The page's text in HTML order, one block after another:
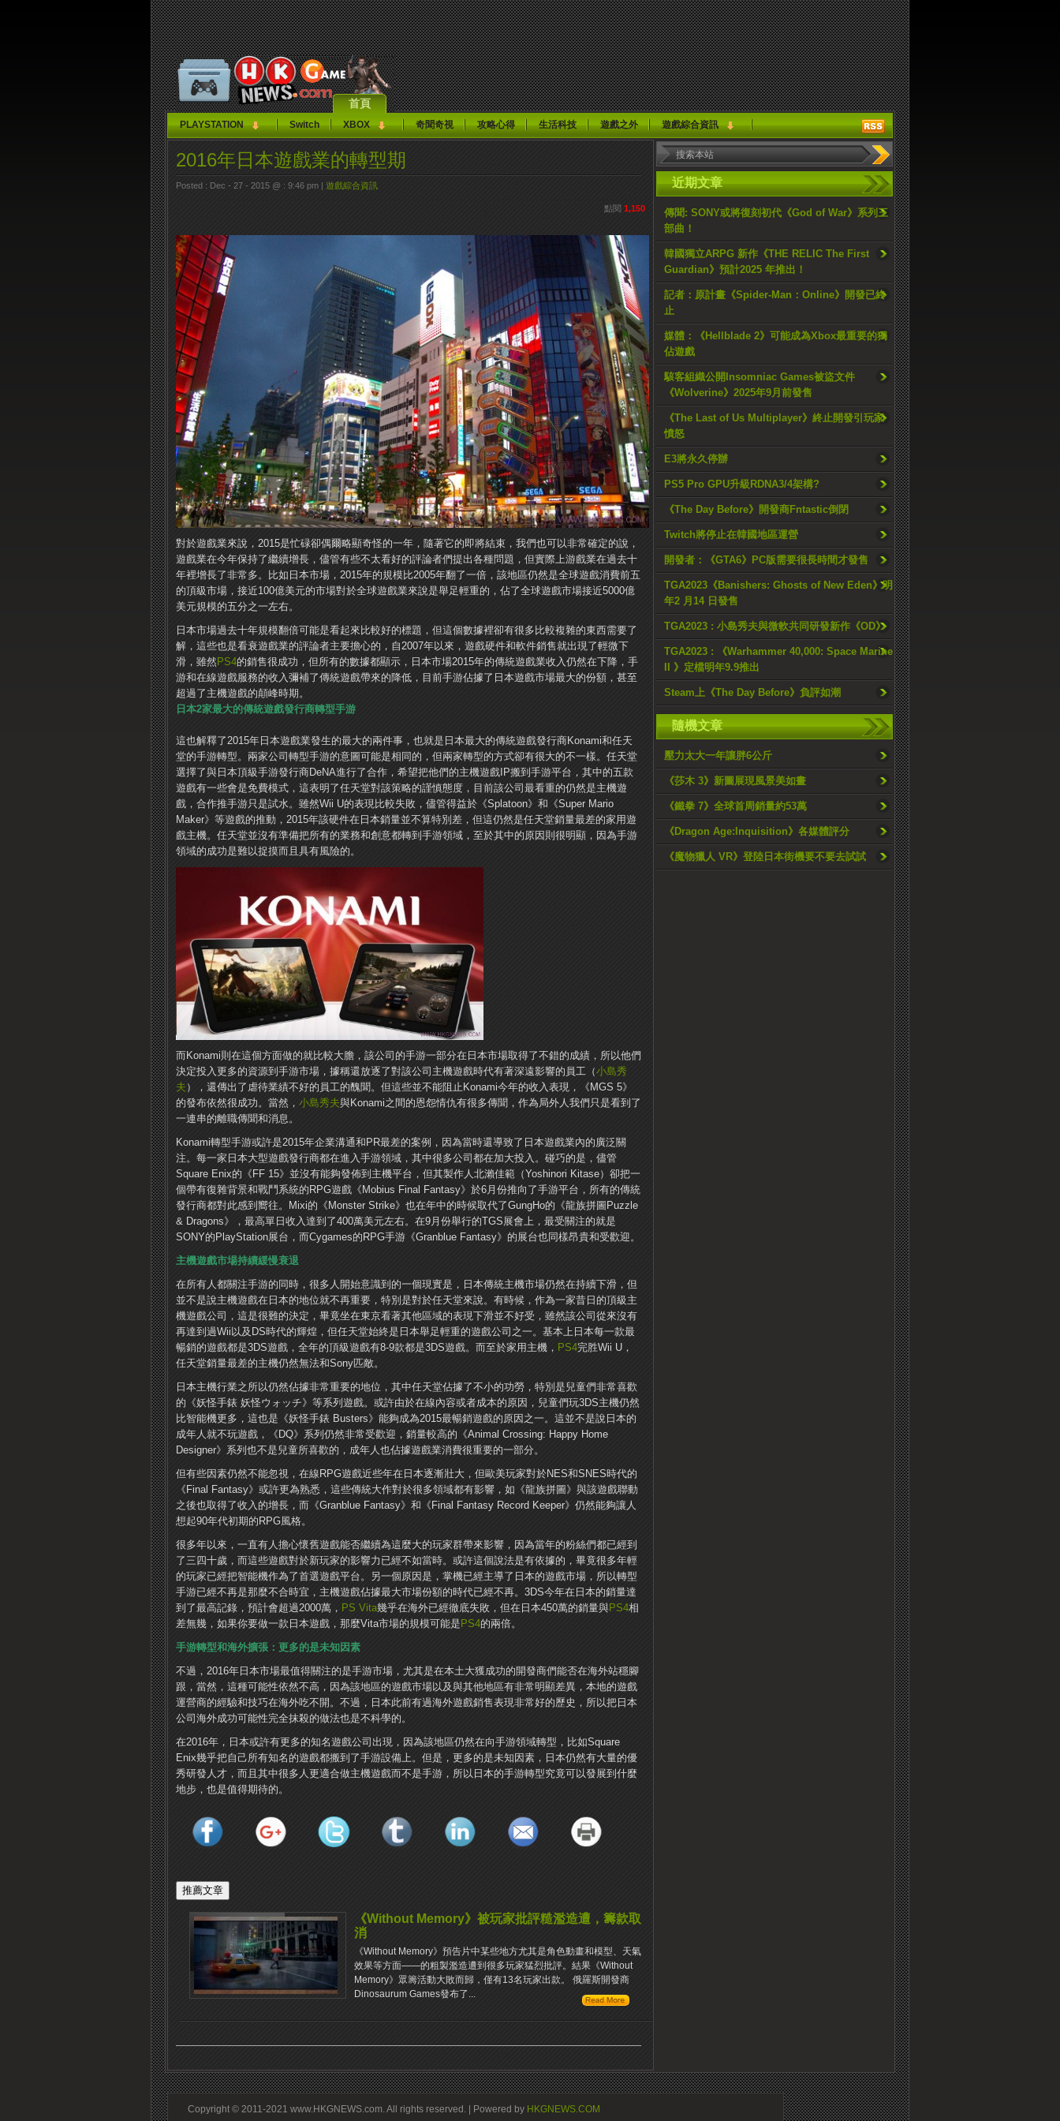
首頁
PLAYSTATION Switch XBOX 奇聞奇視 攻略心得 生活科技 遊戲之外 遊戲綜合資訊
近期文章
傳聞: SONY或將復刻初代《God of War》系列三
部曲！
韓國獨立ARPG 新作《THE RELIC The First
Guardian》預計2025 年推出！
記者：原計畫《Spider-Man：Online》開發已終
止
媒體：《Hellblade 2》可能成為Xbox最重要的獨
佔遊戲
駭客組織公開Insomniac Games被盜文件
《Wolverine》2025年9月前發售
《The Last of Us Multiplayer》終止開發引玩家
憤怒
E3將永久停辦
PS5 Pro GPU升級RDNA3/4架構?
《The Day Before》開發商Fntastic倒閉
Twitch將停止在韓國地區運營
開發者：《GTA6》PC版需要很長時間才發售
TGA2023《Banishers: Ghosts of New Eden》明
年2 月14 日發售
TGA2023 : 小島秀夫與微軟共同研發新作《OD》
TGA2023 : 《Warhammer 40,000: Space Marine
II 》定檔明年9.9推出
Steam上《The Day Before》負評如潮
隨機文章
壓力太大一年讓胖6公斤
《莎木 3》新圖展現風景美如畫
《鐵拳 7》全球首周銷量約53萬
《Dragon Age:Inquisition》各媒體評分
《魔物獵人 VR》登陸日本街機要不要去試試
2016年日本遊戲業的轉型期
Posted : Dec - 27 - 2015 @ : 9:46 pm | 遊戲綜合資訊
點閱 1,150
對於遊戲業來說，2015是忙碌卻偶爾略顯奇怪的一年，隨著它的即將結束，我們也可以非常確定的說，
遊戲業在今年保持了繼續增長，儘管有些不太看好的評論者們提出各種問題，​​但實際上游戲業在過去十
年裡增長了非常多。比如日本市場，2015年的規模比2005年翻了一倍，該地區仍然是全球遊戲消費前五
的頂級市場，接近100億美元的市場對於全球遊戲業來說是舉足輕重的，佔了全球遊戲市場接近5000億
美元規模的五分之一左右。
日本市場過去十年規模翻倍可能是看起來比較好的標題，但這個數據裡卻有很多比較複雜的東西需要了
解，這些也是看衰遊戲業的評論者主要擔心的，自2007年以來，遊戲硬件和軟件銷售就出現了輕微下
滑，雖然 PS4的銷售很成功，但所有的數據都顯示，日本市場2015年的傳統遊戲業收入仍然在下降，手
游和在線遊戲服務的收入彌補了傳統遊戲帶來的降低，目前手游佔據了日本遊戲市場最大的份額，甚至
超過了主機遊戲的顛峰時期。
日本2家最大的傳統遊戲發行商轉型手游
這也解釋了2015年日本遊戲業發生的最大的兩件事，也就是日本最大的傳統遊戲發行商Konami和任天
堂的手游轉型。兩家公司轉型手游的意圖可能是相同的，但兩家轉型的方式卻有很大的不一樣。任天堂
選擇了與日本頂級手游發行商DeNA進行了合作，希望把他們的主機遊戲IP搬到手游平台，其中的五款
遊戲有一些會是免費模式，這表明了任天堂對該策略的謹慎態度，目前該公司最看重的仍然是主機遊
戲，合作推手游只是試水。雖然Wii U的表現比較失敗，儘管得益於《Splatoon》和《Super Mario
Maker》等遊戲的推動，2015年該硬件在日本銷量並不算特別差，但這仍然是任天堂銷量最差的家用遊
戲主機。任天堂並沒有準備把所有的業務和創意都轉到手游領域，至於其中的原因則很明顯，因為手游
領域的成功是難以捉摸而且具有風險的。
而Konami則在這個方面做的就比較大膽，該公司的手游一部分在日本市場取得了不錯的成績，所以他們
決定投入更多的資源到手游市場，據稱還放逐了對該公司主機遊戲時代有著深遠影響的員工（小島秀
夫 ），還傳出了虐待業績不好的員工的醜聞。但這些並不能阻止Konami今年的收入表現，《MGS 5》
的發布依然很成功。當然， 小島秀夫與Konami之間的恩怨情仇有很多傳聞，作為局外人我們只是看到了
一連串的離職傳聞和消息。
Konami轉型手游或許是2015年企業溝通和PR最差的案例，因為當時還導致了日本遊戲業內的廣泛關
注。每一家日本大型遊戲發行商都在進入手游領域，其中很多公司都在加大投入。碰巧的是，儘管
Square Enix的《FF 15》並沒有能夠發佈到主機平台，但其製作人北瀨佳範（Yoshinori Kitase）卻把一
個帶有復雜背景和戰鬥系統的RPG遊戲《Mobius Final Fantasy》於6月份推向了手游平台，所有的傳統
發行商都對此感到嚮往。Mixi的《Monster Strike》也在年中的時候取代了GungHo的《龍族拼圖Puzzle
& Dragons》，最高單日收入達到了400萬美元左右。在9月份舉行的TGS展會上，最受關注的就是
SONY的PlayStation展台，而Cygames的RPG手游《Granblue Fantasy》的展台也同樣昂貴和受歡迎。
主機遊戲市場持續緩慢衰退
在所有人都關注手游的同時，很多人開始意識到的一個現實是，日本傳統主機市場仍然在持續下滑，但
並不是說主機遊戲在日本的地位就不再重要，特別是對於任天堂來說。有時候，作為一家昔日的頂級主
機遊戲公司，這是很難的決定，畢竟坐在東京看著其他區域的表現下滑並不好受，雖然該公司從來沒有
再達到過Wii以及DS時代的輝煌，但任天堂始終是日本舉足輕重的遊戲公司之一。基本上日本每一款最
暢銷的遊戲都是3DS遊戲，全年的頂級遊戲有8-9款都是3DS遊戲。而至於家用主機， PS4完胜Wii U，
任天堂銷量最差的主機仍然無法和Sony匹敵。
日本主機行業之所以仍然佔據非常重要的地位，其中任天堂佔據了不小的功勞，特別是兒童們非常喜歡
的《妖怪手錶 妖怪ウォッチ》等系列遊戲。或許由於在線內容或者成本的原因，兒童們玩3DS主機仍然
比智能機更多，這也是《妖怪手錶 Busters》能夠成為2015最暢銷遊戲的原因之一。這並不是說日本的
成年人就不玩遊戲，《DQ》系列仍然非常受歡迎，銷量較高的《Animal Crossing: Happy Home
Designer》系列也不是兒童所喜歡的，成年人也佔據遊戲業消費很重要的一部分。
但有些因素仍然不能忽視，在線RPG遊戲近些年在日本逐漸壯大，但歐美玩家對於NES和SNES時代的
《Final Fantasy》或許更為熟悉，這些傳統大作對於很多領域都有影響，如《龍族拼圖》與該遊戲聯動
之後也取得了收入的增長，而《Granblue Fantasy》和《Final Fantasy Record Keeper》仍然能夠讓人
想起90年代初期的RPG風格。
很多年以來，一直有人擔心懷舊遊戲能否繼續為這麼大的玩家群帶來影響，因為當年的粉絲們都已經到
了三四十歲，而這些遊戲對於新玩家的影響力已經不如當時。或許這個說法是有依據的，畢竟很多年輕
的玩家已經把智能機作為了首選遊戲平台。另一個原因是，掌機已經主導了日本的遊戲市場，所以轉型
手游已經不再是那麼不合時宜，主機遊戲佔據最大市場份額的時代已經不再。3DS今年在日本的銷量達
到了最高記錄，預計會超過2000萬， PS Vita幾乎在海外已經徹底失敗，但在日本450萬的銷量與PS4相
差無幾，如果你要做一款日本遊戲，那麼Vita市場的規模可能是 PS4的兩倍。
手游轉型和海外擴張：更多的是未知因素
不過，2016年日本市場最值得關注的是手游市場，尤其是在本土大獲成功的開發商們能否在海外站穩腳
跟，當然，這種可能性依然不高，因為該地區的遊戲市場以及與其他地區有非常明顯差異，本地的遊戲
運營商的經驗和技巧在海外吃不開。不過，日本此前有過海外遊戲銷售表現非常好的歷史，所以把日本
公司海外成功可能性完全抹殺的做法也是不科學的。
在2016年，日本或許有更多的知名遊戲公司出現，因為該地區仍然在向手游領域轉型，比如Square
Enix幾乎把自己所有知名的遊戲都搬到了手游設備上。但是，更多的是未知因素，日本仍然有大量的優
秀研發人才，而且其中很多人更適合做主機遊戲而不是手游，所以日本的手游轉型究竟可以發展到什麼
地步，也是值得期待的。
《Without Memory》被玩家批評糙濫造遭，籌款取
消
《Without Memory》預告片中某些地方尤其是角色動畫和模型、天氣
效果等方面——的粗製濫造遭到很多玩家猛烈批評。結果《Without
Memory》眾籌活動大敗而歸，僅有13名玩家出款。 俄羅斯開發商
Dinosaurum Games發布了...
Copyright © 2011-2021 www.HKGNEWS.com. All rights reserved. | Powered by HKGNEWS.COM